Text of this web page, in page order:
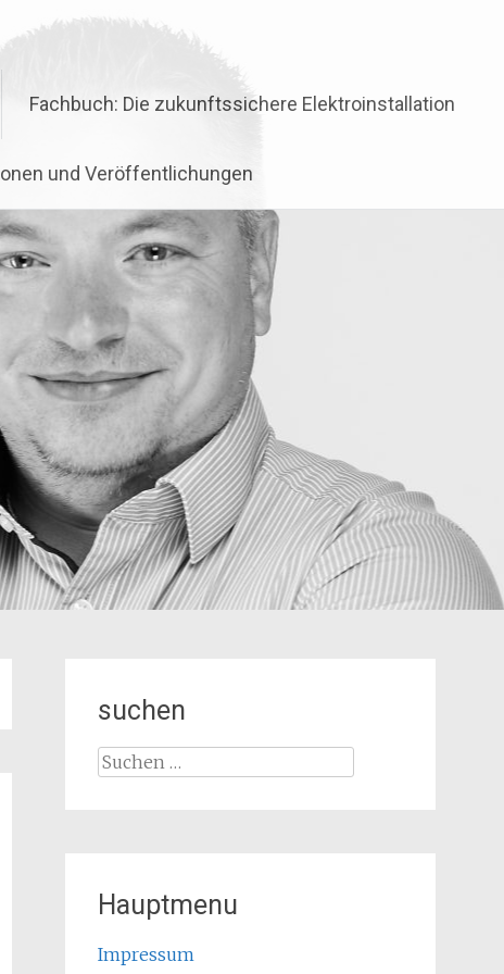
Fachbuch: Die zukunftssichere Elektroinstallation
und Veröffentlichungen
suchen
Suchen
Hauptmenu
Impressum